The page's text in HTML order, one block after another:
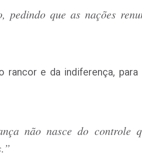
pedindo que as nações
e da indiferença,
não nasce do controle